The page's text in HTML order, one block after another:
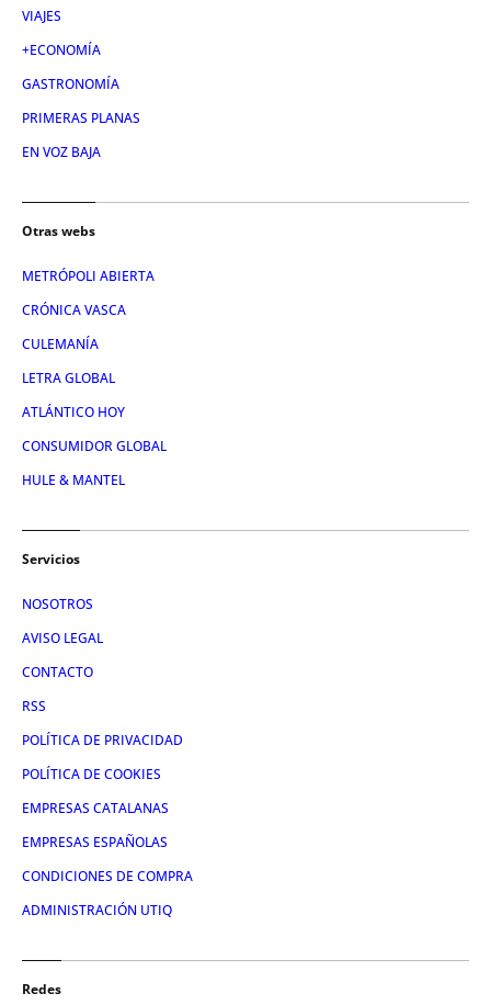
VIAJES
+ECONOMÍA
GASTRONOMÍA
PRIMERAS PLANAS
EN VOZ BAJA
Otras webs
METRÓPOLI ABIERTA
CRÓNICA VASCA
CULEMANÍA
LETRA GLOBAL
ATLÁNTICO HOY
CONSUMIDOR GLOBAL
HULE & MANTEL
Servicios
NOSOTROS
AVISO LEGAL
CONTACTO
RSS
POLÍTICA DE PRIVACIDAD
POLÍTICA DE COOKIES
EMPRESAS CATALANAS
EMPRESAS ESPAÑOLAS
CONDICIONES DE COMPRA
ADMINISTRACIÓN UTIQ
Redes